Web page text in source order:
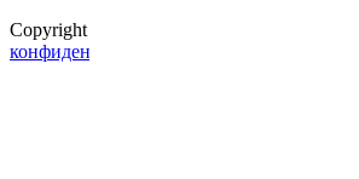
Copyright © 2024
конфиденциальности